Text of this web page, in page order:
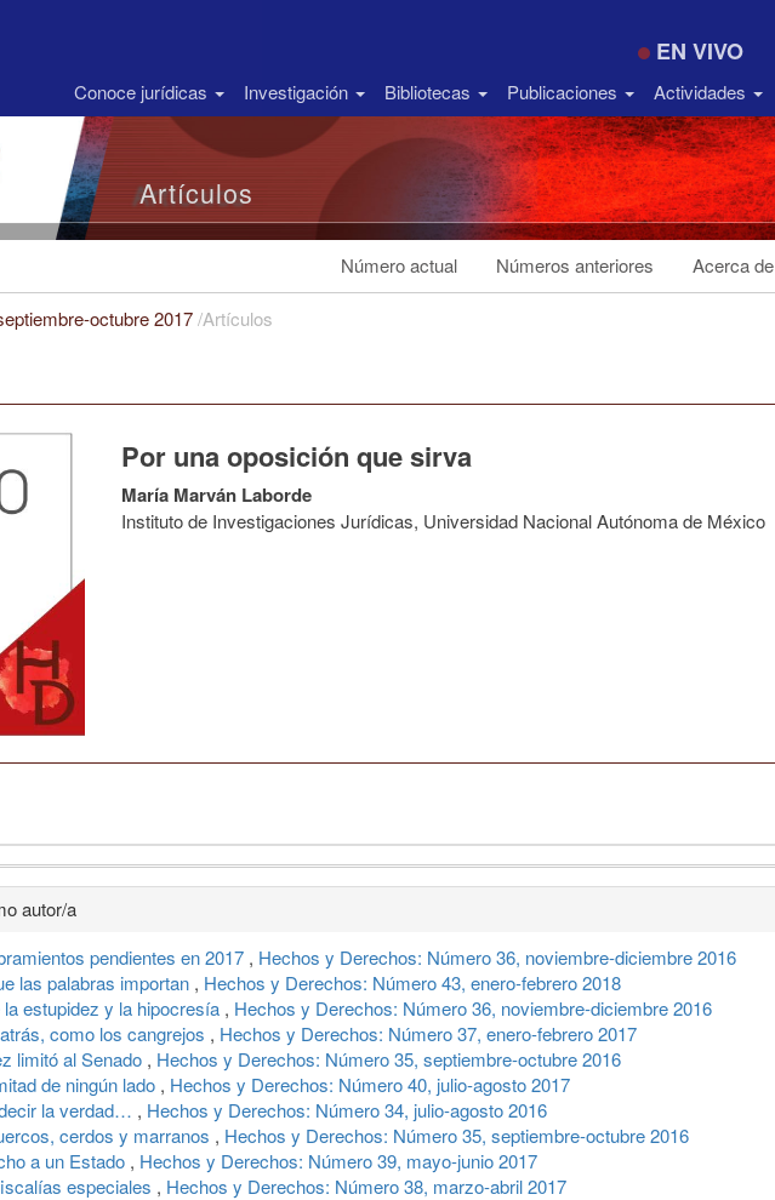
EN VIVO
Conoce jurídicas Investigación Bibliotecas Publicaciones Actividades
Artículos
Número actual Números anteriores Acerca de
octubre 2017/Artículos
Por una oposición que sirva
María Marván Laborde
Instituto de Investigaciones Jurídicas, Universidad Nacional Autónoma de México
autor/a
pendientes en 2017 , Hechos y Derechos: Número 36, noviembre-diciembre 2016
las palabras importan , Hechos y Derechos: Número 43, enero-febrero 2018
la estupidez y la hipocresía , Hechos y Derechos: Número 36, noviembre-diciembre 2016
como los cangrejos , Hechos y Derechos: Número 37, enero-febrero 2017
limitó al Senado , Hechos y Derechos: Número 35, septiembre-octubre 2016
de ningún lado , Hechos y Derechos: Número 40, julio-agosto 2017
la verdad… , Hechos y Derechos: Número 34, julio-agosto 2016
cerdos y marranos , Hechos y Derechos: Número 35, septiembre-octubre 2016
a un Estado , Hechos y Derechos: Número 39, mayo-junio 2017
especiales , Hechos y Derechos: Número 38, marzo-abril 2017